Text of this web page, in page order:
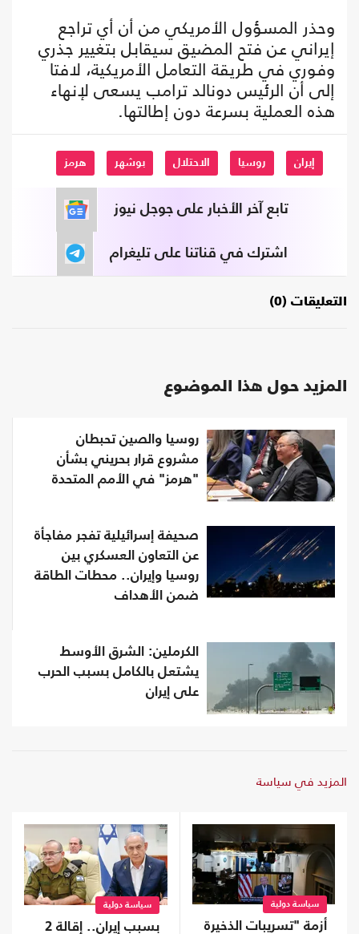
وحذر المسؤول الأمريكي من أن أي تراجع
إيراني عن فتح المضيق سيقابل بتغيير جذري
وفوري في طريقة التعامل الأمريكية، لافتا
إلى أن الرئيس دونالد ترامب يسعى لإنهاء
هذه العملية بسرعة دون إطالتها.
إيران روسيا الاحتلال بوشهر هرمز
تابع آخر الأخبار على جوجل نيوز
اشترك في قناتنا على تليغرام
التعليقات (0)
المزيد حول هذا الموضوع
روسيا والصين تحبطان
مشروع قرار بحريني بشأن
"هرمز" في الأمم المتحدة
صحيفة إسرائيلية تفجر مفاجأة
عن التعاون العسكري بين
روسيا وإيران.. محطات الطاقة
ضمن الأهداف
الكرملين: الشرق الأوسط
يشتعل بالكامل بسبب الحرب
على إيران
المزيد في سياسة
سياسة دولية
أزمة "تسريبات الذخيرة
سياسة دولية
بسبب إيران.. إقالة 2